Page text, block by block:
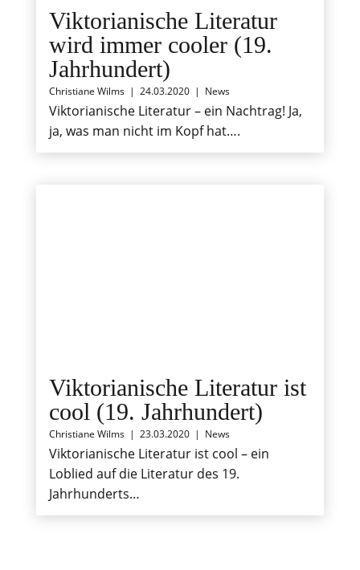
Viktorianische Literatur
wird immer cooler (19.
Jahrhundert)
Christiane Wilms | 24.03.2020 | News
Viktorianische Literatur – ein Nachtrag! Ja,
ja, was man nicht im Kopf hat….
Viktorianische Literatur ist
cool (19. Jahrhundert)
Christiane Wilms | 23.03.2020 | News
Viktorianische Literatur ist cool – ein
Loblied auf die Literatur des 19.
Jahrhunderts…